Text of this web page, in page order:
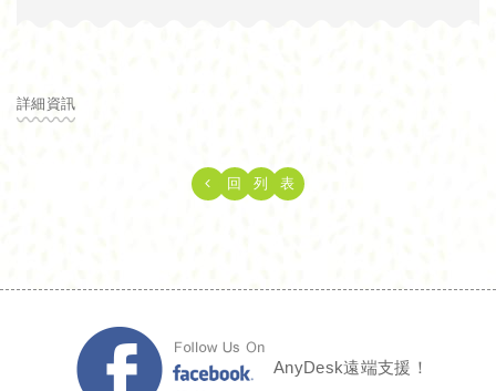
詳細資訊
回 列 表
AnyDesk遠端支援！